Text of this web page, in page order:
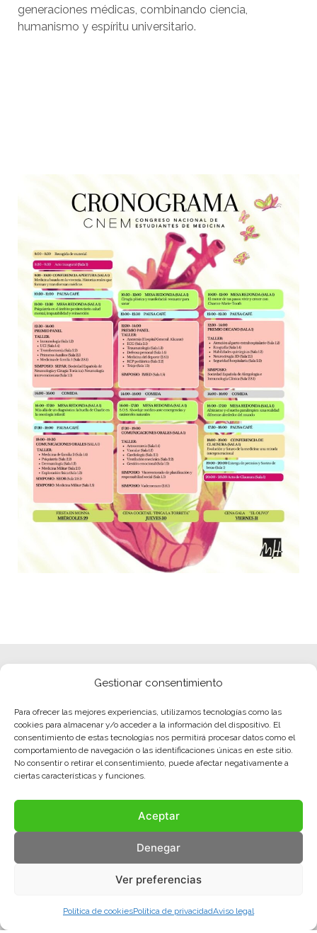
Gestionar consentimiento
Para ofrecer las mejores experiencias, utilizamos tecnologías como las
cookies para almacenar y/o acceder a la información del dispositivo. El
consentimiento de estas tecnologías nos permitirá procesar datos como el
comportamiento de navegación o las identificaciones únicas en este sitio.
No consentir o retirar el consentimiento, puede afectar negativamente a
ciertas características y funciones.
Aceptar
Denegar
Ver preferencias
Política de cookiesPolítica de privacidadAviso legal
generaciones médicas, combinando ciencia,
humanismo y espíritu universitario.